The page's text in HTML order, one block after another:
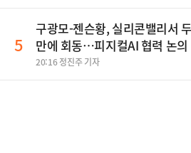
5
구광모-젠슨황, 실리콘밸리서
만에 회동…피지컬AI 협력 논의
20:16 정진주 기자